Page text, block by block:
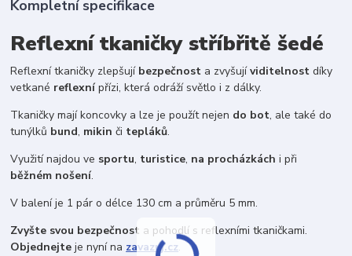
Kompletní specifikace
Reflexní tkaničky stříbřitě šedé
Reflexní tkaničky zlepšují bezpečnost a zvyšujíviditelnostdíky
vetkané reflexnípřízi, která odráží světlo i z dálky.
Tkaničky mají koncovky a lze je použít nejen do bot, ale také do
tunýlků bund, mikinči tepláků.
Využití najdou ve sportu, turistice, na procházkáchi při
běžném nošení.
V balení je 1 pár o délce 130 cm a průměru 5 mm.
Zvyšte svou bezpečnost a pohodlí s reflexními tkaničkami.
Objednejteje nyní na zavazuj.cz.